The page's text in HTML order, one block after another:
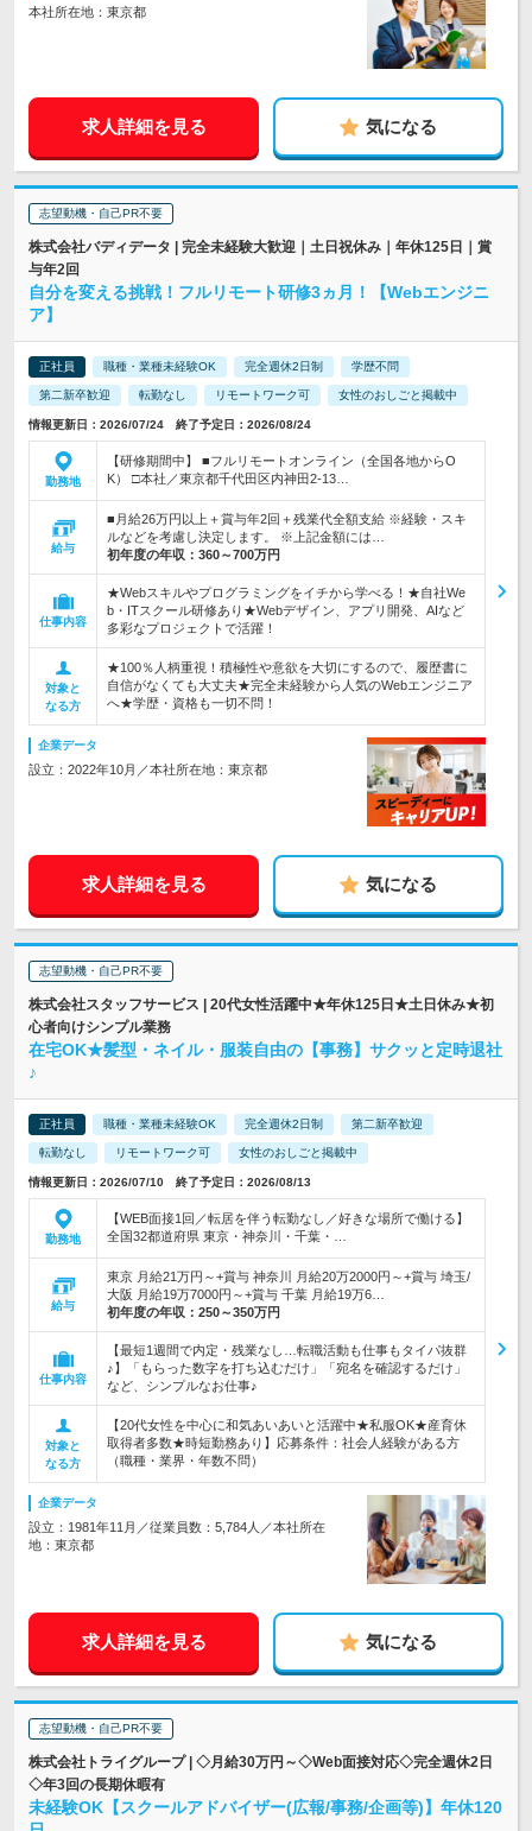
本社所在地：東京都
求人詳細を見る 気になる
志望動機・自己PR不要
株式会社バディデータ | 完全未経験大歓迎｜土日祝休み｜年休125日｜賞
与年2回
自分を変える挑戦！フルリモート研修3ヵ月！【Webエンジニ
ア】
正社員 職種・業種未経験OK 完全週休2日制 学歴不問
第二新卒歓迎 転勤なし リモートワーク可 女性のおしごと掲載中
情報更新日：2026/07/24 終了予定日：2026/08/24
勤務地
【研修期間中】 ■フルリモートオンライン（全国各地からO
K） □本社／東京都千代田区内神田2-13…
給与
■月給26万円以上＋賞与年2回＋残業代全額支給 ※経験・スキ
ルなどを考慮し決定します。 ※上記金額には…
初年度の年収： 360～700万円
仕事内容
★Webスキルやプログラミングをイチから学べる！★自社We
b・ITスクール研修あり★Webデザイン、アプリ開発、AIなど
多彩なプロジェクトで活躍！
対象と
なる方
★100％人柄重視！積極性や意欲を大切にするので、履歴書に
自信がなくても大丈夫★完全未経験から人気のWebエンジニア
へ★学歴・資格も一切不問！
企業データ
設立：2022年10月／本社所在地：東京都
求人詳細を見る 気になる
志望動機・自己PR不要
株式会社スタッフサービス | 20代女性活躍中★年休125日★土日休み★初
心者向けシンプル業務
在宅OK★髪型・ネイル・服装自由の【事務】サクッと定時退社
♪
正社員 職種・業種未経験OK 完全週休2日制 第二新卒歓迎
転勤なし リモートワーク可 女性のおしごと掲載中
情報更新日：2026/07/10 終了予定日：2026/08/13
勤務地
【WEB面接1回／転居を伴う転勤なし／好きな場所で働ける】
全国32都道府県 東京・神奈川・千葉・…
給与
東京 月給21万円～+賞与 神奈川 月給20万2000円～+賞与 埼玉/
大阪 月給19万7000円～+賞与 千葉 月給19万6…
初年度の年収： 250～350万円
仕事内容
【最短1週間で内定・残業なし…転職活動も仕事もタイパ抜群
♪】「もらった数字を打ち込むだけ」「宛名を確認するだけ」
など、シンプルなお仕事♪
対象と
なる方
【20代女性を中心に和気あいあいと活躍中★私服OK★産育休
取得者多数★時短勤務あり】応募条件：社会人経験がある方
（職種・業界・年数不問）
企業データ
設立：1981年11月／従業員数：5,784人／本社所在
地：東京都
求人詳細を見る 気になる
志望動機・自己PR不要
株式会社トライグループ | ◇月給30万円～◇Web面接対応◇完全週休2日
◇年3回の長期休暇有
未経験OK【スクールアドバイザー(広報/事務/企画等)】年休120